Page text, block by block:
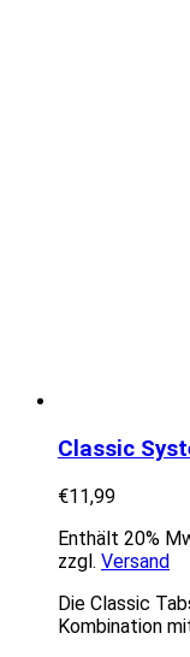
Classic
€11,99
Enthält 20%
zzgl. Versand
Die Classic
Kombination